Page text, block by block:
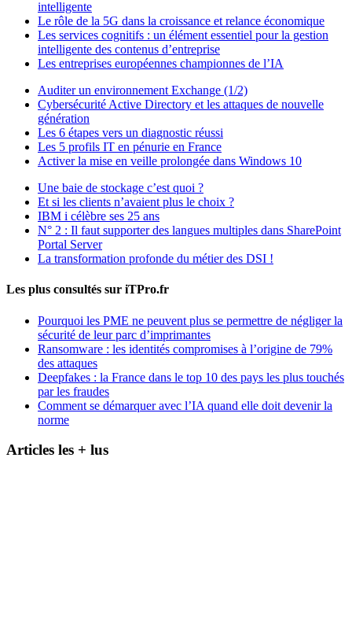
intelligente
Le rôle de la 5G dans la croissance et relance économique
Les services cognitifs : un élément essentiel pour la gestion
intelligente des contenus d’entreprise
Les entreprises européennes championnes de l’IA
Auditer un environnement Exchange (1/2)
Cybersécurité Active Directory et les attaques de nouvelle
génération
Les 6 étapes vers un diagnostic réussi
Les 5 profils IT en pénurie en France
Activer la mise en veille prolongée dans Windows 10
Une baie de stockage c’est quoi ?
Et si les clients n’avaient plus le choix ?
IBM i célèbre ses 25 ans
N° 2 : Il faut supporter des langues multiples dans SharePoint
Portal Server
La transformation profonde du métier des DSI !
Les plus consultés sur iTPro.fr
Pourquoi les PME ne peuvent plus se permettre de négliger la
sécurité de leur parc d’imprimantes
Ransomware : les identités compromises à l’origine de 79%
des attaques
Deepfakes : la France dans le top 10 des pays les plus touchés
par les fraudes
Comment se démarquer avec l’IA quand elle doit devenir la
norme
Articles les + lus